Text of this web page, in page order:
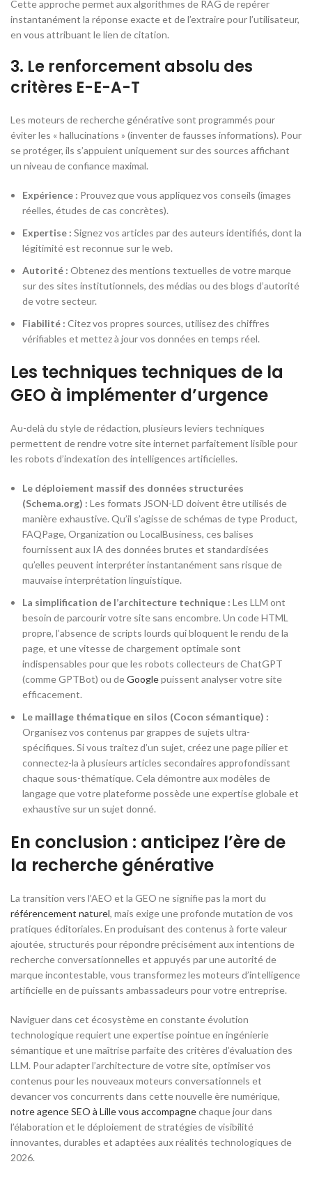
Cette approche permet aux algorithmes de RAG de repérer
instantanément la réponse exacte et de l’extraire pour l’utilisateur,
en vous attribuant le lien de citation.
3. Le renforcement absolu des
critères E-E-A-T
Les moteurs de recherche générative sont programmés pour
éviter les « hallucinations » (inventer de fausses informations). Pour
se protéger, ils s’appuient uniquement sur des sources affichant
un niveau de confiance maximal.
Expérience : Prouvez que vous appliquez vos conseils (images
réelles, études de cas concrètes).
Expertise : Signez vos articles par des auteurs identifiés, dont la
légitimité est reconnue sur le web.
Autorité : Obtenez des mentions textuelles de votre marque
sur des sites institutionnels, des médias ou des blogs d’autorité
de votre secteur.
Fiabilité : Citez vos propres sources, utilisez des chiffres
vérifiables et mettez à jour vos données en temps réel.
Les techniques techniques de la
GEO à implémenter d’urgence
Au-delà du style de rédaction, plusieurs leviers techniques
permettent de rendre votre site internet parfaitement lisible pour
les robots d’indexation des intelligences artificielles.
Le déploiement massif des données structurées
(Schema.org) : Les formats JSON-LD doivent être utilisés de
manière exhaustive. Qu’il s’agisse de schémas de type Product,
FAQPage, Organization ou LocalBusiness, ces balises
fournissent aux IA des données brutes et standardisées
qu’elles peuvent interpréter instantanément sans risque de
mauvaise interprétation linguistique.
La simplification de l’architecture technique : Les LLM ont
besoin de parcourir votre site sans encombre. Un code HTML
propre, l’absence de scripts lourds qui bloquent le rendu de la
page, et une vitesse de chargement optimale sont
indispensables pour que les robots collecteurs de ChatGPT
(comme GPTBot) ou deGooglepuissent analyser votre site
efficacement.
Le maillage thématique en silos (Cocon sémantique) :
Organisez vos contenus par grappes de sujets ultra-
spécifiques. Si vous traitez d’un sujet, créez une page pilier et
connectez-la à plusieurs articles secondaires approfondissant
chaque sous-thématique. Cela démontre aux modèles de
langage que votre plateforme possède une expertise globale et
exhaustive sur un sujet donné.
En conclusion : anticipez l’ère de
la recherche générative
La transition vers l’AEO et la GEO ne signifie pas la mort du
référencement naturel, mais exige une profonde mutation de vos
pratiques éditoriales. En produisant des contenus à forte valeur
ajoutée, structurés pour répondre précisément aux intentions de
recherche conversationnelles et appuyés par une autorité de
marque incontestable, vous transformez les moteurs d’intelligence
artificielle en de puissants ambassadeurs pour votre entreprise.
Naviguer dans cet écosystème en constante évolution
technologique requiert une expertise pointue en ingénierie
sémantique et une maîtrise parfaite des critères d’évaluation des
LLM. Pour adapter l’architecture de votre site, optimiser vos
contenus pour les nouveaux moteurs conversationnels et
devancer vos concurrents dans cette nouvelle ère numérique,
notre agence SEO à Lille vous accompagnechaque jour dans
l’élaboration et le déploiement de stratégies de visibilité
innovantes, durables et adaptées aux réalités technologiques de
2026.